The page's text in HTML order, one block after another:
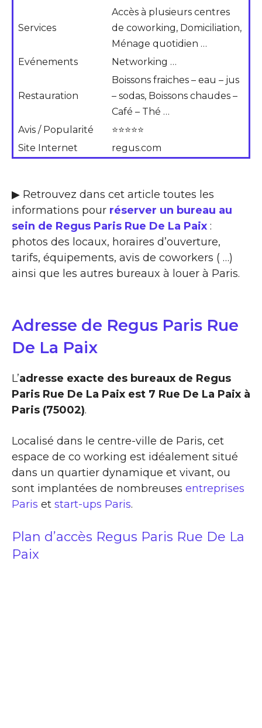
Services
Accès à plusieurs centres
de coworking, Domiciliation,
Ménage quotidien …
Evénements
Networking …
Restauration
Boissons fraiches – eau – jus
– sodas, Boissons chaudes –
Café – Thé …
Avis / Popularité
⭐⭐⭐⭐⭐
Site Internet
regus.com
▶ Retrouvez dans cet article toutes les
informations pour réserver un bureau au
sein de Regus Paris Rue De La Paix :
photos des locaux, horaires d’ouverture,
tarifs, équipements, avis de coworkers ( …)
ainsi que les autres bureaux à louer à Paris.
Adresse de Regus Paris Rue
De La Paix
L’adresse exacte des bureaux de Regus
Paris Rue De La Paix est 7 Rue De La Paix à
Paris (75002).
Localisé dans le centre-ville de Paris, cet
espace de co working est idéalement situé
dans un quartier dynamique et vivant, ou
sont implantées de nombreuses entreprises
Paris et start-ups Paris.
Plan d’accès Regus Paris Rue De La
Paix